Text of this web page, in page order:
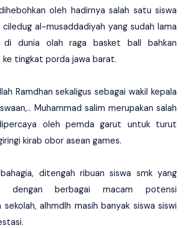
oleh hadirnya salah satu siswa
al-musaddadiyah yang sudah lama
di dunia olah raga basket ball bahkan
tingkat porda jawa barat.
Ramdhan sekaligus sebagai wakil kepala
Muhammad salim merupakan salah
oleh pemda garut untuk turut
kirab obor asean games.
ditengah ribuan siswa smk yang
dengan berbagai macam potensi
sekolah, alhmdlh masih banyak siswa siswi